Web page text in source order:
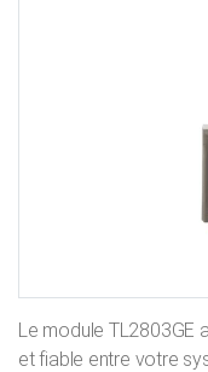
Le module TL2803GE
et fiable entre votre